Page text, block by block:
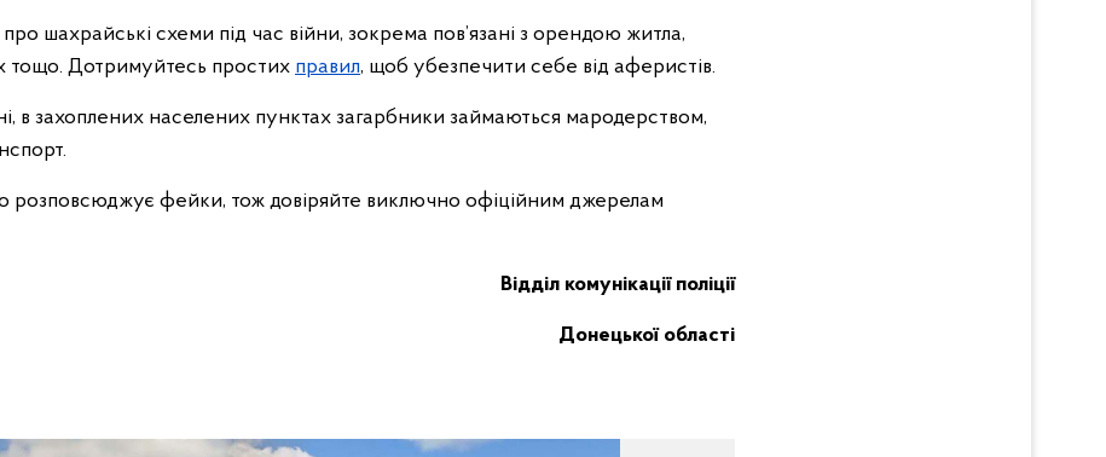
шахрайські схеми під час війни, зокрема пов’язані з орендою житла,
тощо. Дотримуйтесь простих правил, щоб убезпечити себе від аферистів.
в захоплених населених пунктах загарбники займаються мародерством,
розповсюджує фейки, тож довіряйте виключно офіційним джерелам
Відділ комунікації поліції
Донецької області